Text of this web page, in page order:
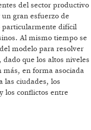
del sector productivo
gran esfuerzo de
particularmente difícil
Al mismo tiempo se
modelo para resolver
que los altos niveles
en forma asociada
las ciudades, los
los conflictos entre